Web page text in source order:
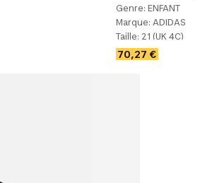
Genre: ENFANT
Marque: ADIDAS
Taille: 21 (UK 4C)
70,27 €